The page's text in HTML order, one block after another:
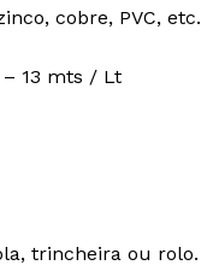
cobre, PVC, etc.
– 13 mts / Lt
trincheira ou rolo.